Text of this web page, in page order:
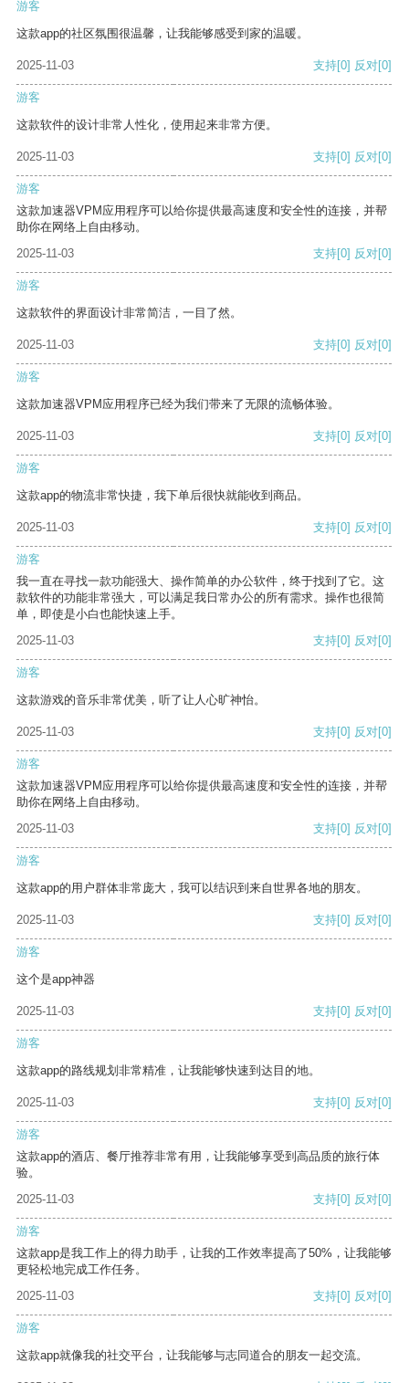
游客
这款app的社区氛围很温馨，让我能够感受到家的温暖。
2025-11-03 支持[0] 反对[0]
游客
这款软件的设计非常人性化，使用起来非常方便。
2025-11-03 支持[0] 反对[0]
游客
这款加速器VPM应用程序可以给你提供最高速度和安全性的连接，并帮
助你在网络上自由移动。
2025-11-03
支持[0] 反对[0]
游客
这款软件的界面设计非常简洁，一目了然。
2025-11-03 支持[0] 反对[0]
游客
这款加速器VPM应用程序已经为我们带来了无限的流畅体验。
2025-11-03 支持[0] 反对[0]
游客
这款app的物流非常快捷，我下单后很快就能收到商品。
2025-11-03 支持[0] 反对[0]
游客
我一直在寻找一款功能强大、操作简单的办公软件，终于找到了它。这
款软件的功能非常强大，可以满足我日常办公的所有需求。操作也很简
单，即使是小白也能快速上手。
2025-11-03
支持[0] 反对[0]
游客
这款游戏的音乐非常优美，听了让人心旷神怡。
2025-11-03 支持[0] 反对[0]
游客
这款加速器VPM应用程序可以给你提供最高速度和安全性的连接，并帮
助你在网络上自由移动。
2025-11-03
支持[0] 反对[0]
游客
这款app的用户群体非常庞大，我可以结识到来自世界各地的朋友。
2025-11-03 支持[0] 反对[0]
游客
这个是app神器
2025-11-03 支持[0] 反对[0]
游客
这款app的路线规划非常精准，让我能够快速到达目的地。
2025-11-03 支持[0] 反对[0]
游客
这款app的酒店、餐厅推荐非常有用，让我能够享受到高品质的旅行体
验。
2025-11-03
支持[0] 反对[0]
游客
这款app是我工作上的得力助手，让我的工作效率提高了50%，让我能够
更轻松地完成工作任务。
2025-11-03
支持[0] 反对[0]
游客
这款app就像我的社交平台，让我能够与志同道合的朋友一起交流。